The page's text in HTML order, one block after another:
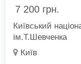
7 200 грн.
Київський
ім.Т.Шевченка
Київ